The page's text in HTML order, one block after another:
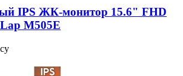
IPS ЖК-монитор 15.6" FHD
M505E